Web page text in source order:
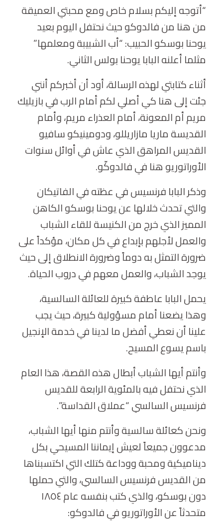
“أتوجه إليكم بسلام خاص ومع محبتي العميقة
من هنا من فالدوكو حيث نحتفل اليوم بعيد
يوحنا بوسكو الحبيب: “أب الشبيبة ومعلمها”
مثلما أعلنه البابا يوحنا بولس الثاني.
أثناء كتابتي لهذه الرسالة، أود أن أخبركم أنني
جئت إلى هنا كي أصلي لكم أمام الرب في بازيليك
مريم أم المعونة، أمام العذراء مريم، وأمام
القديسة ماريا مازاريللو، ودومينيكو سافيو
القديس المراهق الذي عاش في أوائل سنوات
الأوراتوريو هنا في فالدوكّو.
وذكر البابا فرنسيس في عظته في الفاتيكان
والتي تحدث خلالها عن يوحنا بوسكو الكاهن
المميز الذي خرج من الكنيسة للقاء الشباب
والعمل لأجلهم بإبداع في كل مكان، مؤكداً على
ضرورة التمثل به دوماً وضرورة الانطلاق إلى حيث
يوجد الشباب، والعمل معهم في دروب الحياة.
يحمل البابا عاطفة كبيرة للعائلة السالسية،
وهذا يضعنا أمام مسؤولية كبيرة، حيث يجب
علينا أن نعطي أفضل ما لدينا في خدمة الإنجيل
باسم يسوع المسيح.
وأنتم أيها الشباب أبطال هذه القصة، هذا العام
الذي نحتفل فيه بالمئوية الرابعة للقديس
فرنسيس السالسي “عملاق القداسة”.
ونحن كعائلة سالسية وأنتم منها أيها الشباب،
مدعوون جميعاً لعيش إيماننا المسيحي بكل
ديناميكية ومحبة ووداعة كتلك التي اكتسبناها
من القديس فرنسيس السالسي، والتي حملها
دون بوسكو، والذي كتب بنفسه عام ١٨٥٤
متحدثاً عن الأوراتوريو في فالدوكو: